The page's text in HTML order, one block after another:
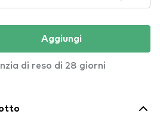
Aggiungi
di reso di 28 giorni